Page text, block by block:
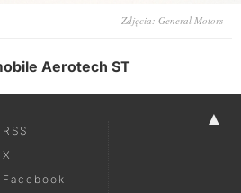
Zdjęcia: General Motors
Aerotech ST
▲
RSS
X
Facebook